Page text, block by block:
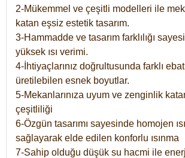
2-Mükemmel ve çeşitli modelleri ile
katan eşsiz estetik tasarım.
3-Hammadde ve tasarım farklılığı
yüksek ısı verimi.
4-İhtiyaçlarınız doğrultusunda farklı
üretilebilen esnek boyutlar.
5-Mekanlarınıza uyum ve zenginlik
çeşitliliği
6-Özgün tasarımı sayesinde homojen ısı
sağlayarak elde edilen konforlu ısınma
7-Sahip olduğu düşük su hacmi ile